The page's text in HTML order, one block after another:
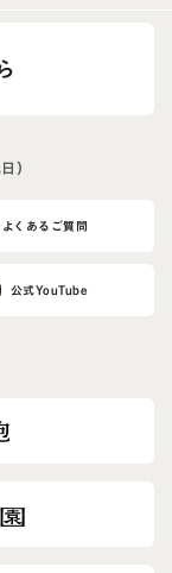
）
よくあるご質問
公式YouTube